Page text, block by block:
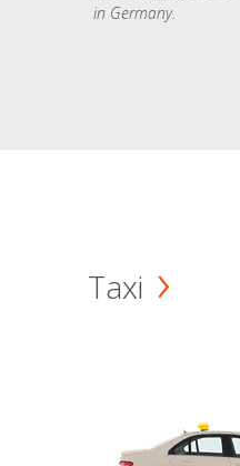
in Germany.
Taxi